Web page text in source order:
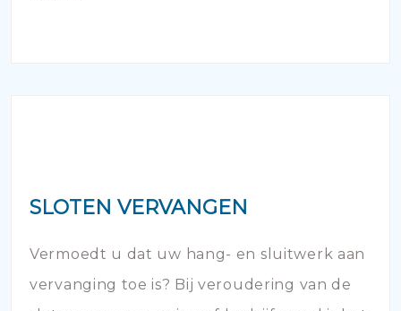
SLOTEN VERVANGEN
Vermoedt u dat uw hang- en sluitwerk aan
vervanging toe is? Bij veroudering van de